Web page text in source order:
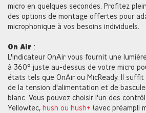
micro en quelques secondes. Profitez
des options de montage offertes pour
microphonique à vos besoins individuels.
On Air :
L'indicateur OnAir vous fournit une
à 360° juste au-dessus de votre micro
états tels que OnAir ou MicReady. Il
de la tension d'alimentation et de
blanc. Vous pouvez choisir l'un des
Yellowtec, hush ou hush+ (avec préampli